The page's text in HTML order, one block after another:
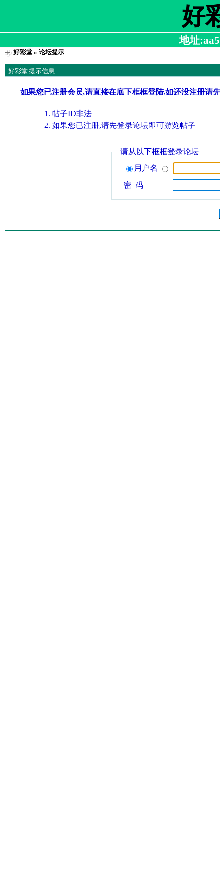
好
地址
好彩堂» 论坛提示
好彩堂 提示信息
如果您已注册会员,请直接在底下框框登陆,如还没注册请
帖子ID非法
如果您已注册,请先登录论坛即可游览帖子
请从以下框框登录论坛
用户名
密 码